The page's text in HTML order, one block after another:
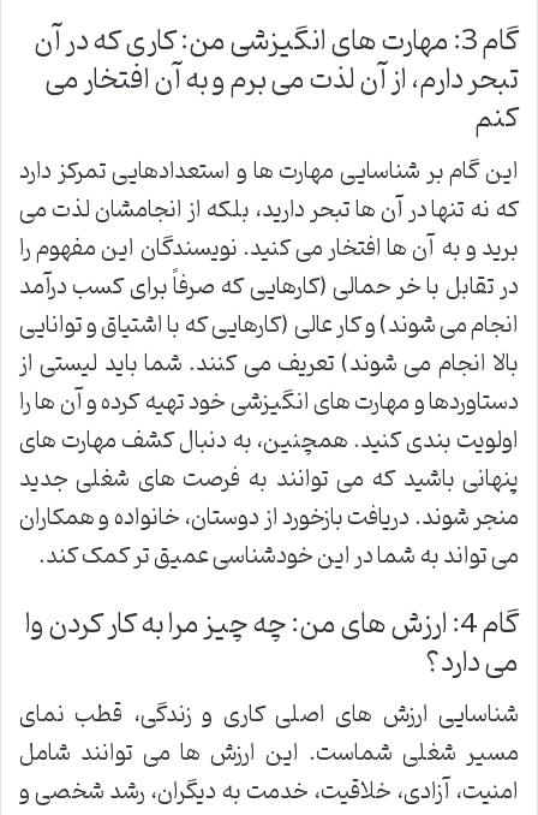
گام 3: مهارت های انگیزشی من: کاری که در آن
تبحر دارم، از آن لذت می برم و به آن افتخار می
کنم
این گام بر شناسایی مهارت ها و استعدادهایی تمرکز دارد
که نه تنها در آن ها تبحر دارید، بلکه از انجامشان لذت می
برید و به آن ها افتخار می کنید. نویسندگان این مفهوم را
در تقابل با خر حمالی (کارهایی که صرفاً برای کسب درآمد
انجام می شوند) و کار عالی (کارهایی که با اشتیاق و توانایی
بالا انجام می شوند) تعریف می کنند. شما باید لیستی از
دستاوردها و مهارت های انگیزشی خود تهیه کرده و آن ها را
اولویت بندی کنید. همچنین، به دنبال کشف مهارت های
پنهانی باشید که می توانند به فرصت های شغلی جدید
منجر شوند. دریافت بازخورد از دوستان، خانواده و همکاران
می تواند به شما در این خودشناسی عمیق تر کمک کند.
گام 4: ارزش های من: چه چیز مرا به کار کردن وا
می دارد؟
شناسایی ارزش های اصلی کاری و زندگی، قطب نمای
مسیر شغلی شماست. این ارزش ها می توانند شامل
امنیت، آزادی، خلاقیت، خدمت به دیگران، رشد شخصی و